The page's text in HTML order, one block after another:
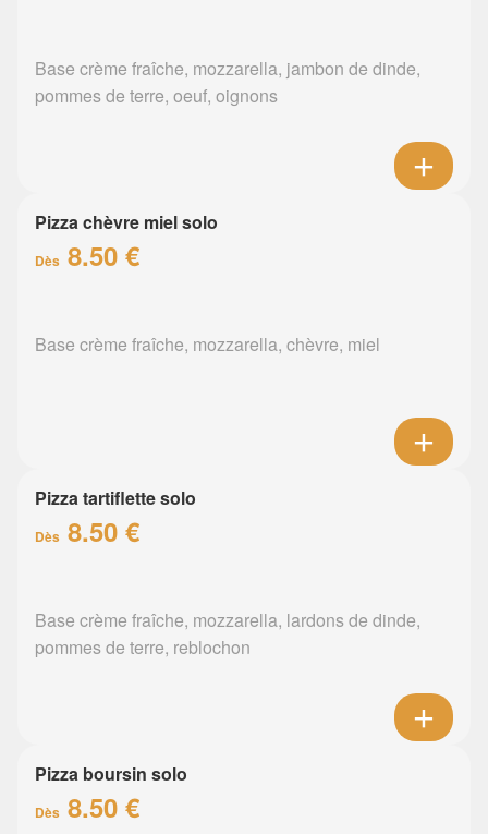
Base crème fraîche, mozzarella, jambon de dinde,
pommes de terre, oeuf, oignons
Pizza chèvre miel solo
Dès 8.50 €
Base crème fraîche, mozzarella, chèvre, miel
Pizza tartiflette solo
Dès 8.50 €
Base crème fraîche, mozzarella, lardons de dinde,
pommes de terre, reblochon
Pizza boursin solo
Dès 8.50 €